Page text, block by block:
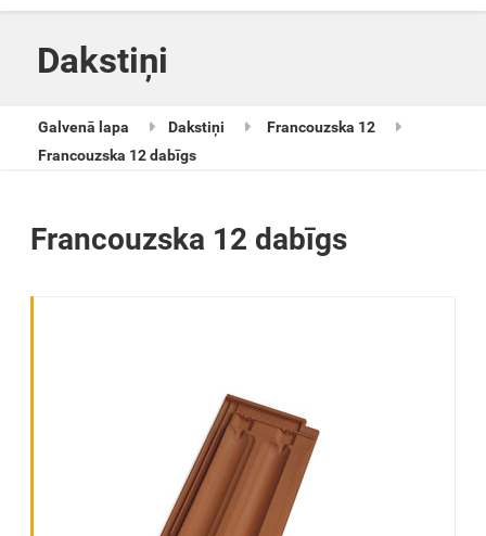
Dakstiņi
Galvenā lapa Dakstiņi
Francouzska 12
Francouzska 12 dabīgs
Francouzska 12 dabīgs